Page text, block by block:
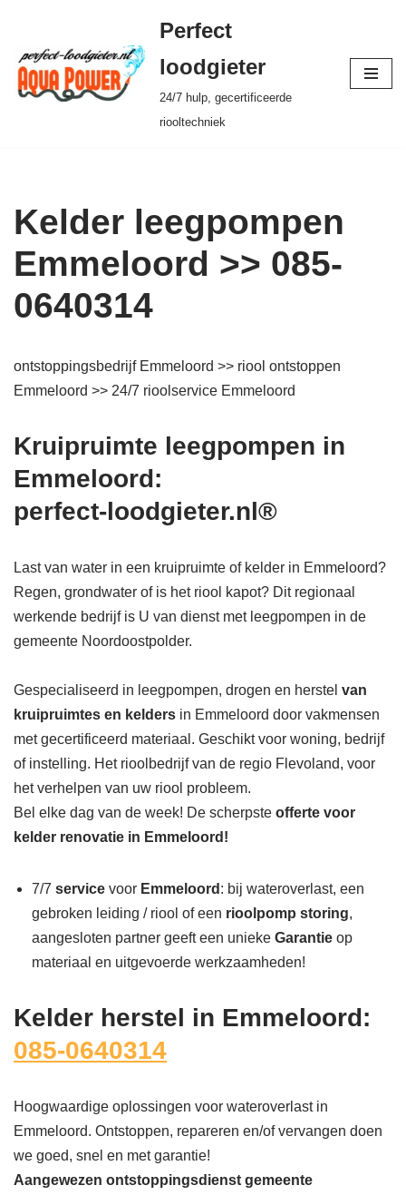
Ga
naar
de
Perfect
loodgieter
24/7 hulp, gecertificeerde
riooltechniek
Kelder leegpompen
Emmeloord >> 085-
0640314
ontstoppingsbedrijf Emmeloord >> riool ontstoppen
Emmeloord >> 24/7 rioolservice Emmeloord
Kruipruimte leegpompen in
Emmeloord:
perfect-loodgieter.nl®
Last van water in een kruipruimte of kelder in Emmeloord?
Regen, grondwater of is het riool kapot? Dit regionaal
werkende bedrijf is U van dienst met leegpompen in de
gemeente Noordoostpolder.
Gespecialiseerd in leegpompen, drogen en herstel van
kruipruimtes en kelders in Emmeloord door vakmensen
met gecertificeerd materiaal. Geschikt voor woning, bedrijf
of instelling. Het rioolbedrijf van de regio Flevoland, voor
het verhelpen van uw riool probleem.
Bel elke dag van de week! De scherpste offerte voor
kelder renovatie in Emmeloord!
7/7 service voor Emmeloord : bij wateroverlast, een
gebroken leiding / riool of een rioolpomp storing,
aangesloten partner geeft een unieke Garantie op
materiaal en uitgevoerde werkzaamheden!
Kelder herstel in Emmeloord:
085-0640314
Hoogwaardige oplossingen voor wateroverlast in
Emmeloord. Ontstoppen, repareren en/of vervangen doen
we goed, snel en met garantie!
Aangewezen ontstoppingsdienst gemeente